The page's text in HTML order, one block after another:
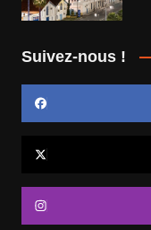
Suivez-nous !